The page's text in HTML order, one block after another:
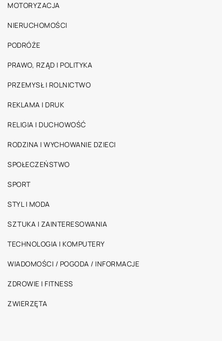
MOTORYZACJA
NIERUCHOMOŚCI
PODRÓŻE
PRAWO, RZĄD I POLITYKA
PRZEMYSŁ I ROLNICTWO
REKLAMA I DRUK
RELIGIA I DUCHOWOŚĆ
RODZINA I WYCHOWANIE DZIECI
SPOŁECZEŃSTWO
SPORT
STYL I MODA
SZTUKA I ZAINTERESOWANIA
TECHNOLOGIA I KOMPUTERY
WIADOMOŚCI / POGODA / INFORMACJE
ZDROWIE I FITNESS
ZWIERZĘTA